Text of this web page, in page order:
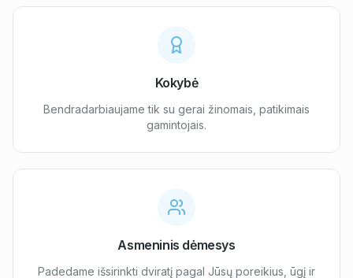
Kokybė
Bendradarbiaujame tik su gerai žinomais, patikimais
gamintojais.
Asmeninis dėmesys
Padedame išsirinkti dviratį pagal Jūsų poreikius, ūgį ir